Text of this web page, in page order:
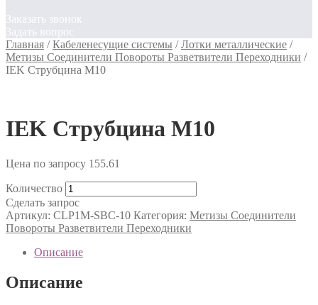
Заказать звонок
Задать вопрос
Главная /Кабеленесущие системы /Лотки металлические /
Метизы Соединители Повороты Разветвители Переходники /
IEK Cтрубцина М10
IEK Cтрубцина М10
Цена по запросу 155.61
Количество
Сделать запрос
Артикул: CLP1M-SBC-10 Категория: Метизы Соединители
Повороты Разветвители Переходники
Описание
Описание